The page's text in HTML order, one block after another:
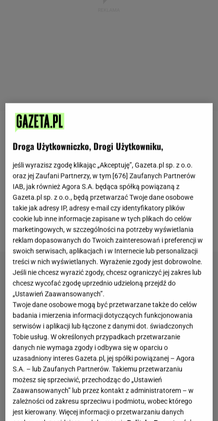
Przepis na keczup z dyni i papryki - dobry na jesień
i zimę
Przepis na keczup zdyniipaprykinie jest
trudny. Taki keczup jest znakomitą alternatywą dla
tradycyjnego produktu. Jeżeli lubisz wprowadzać do
swojej kuchni pewne modyfikacje, to poniższy
przepis na pewno przypadnie Ci do gustu.
Droga Użytkowniczko, Drogi Użytkowniku,
jeśli wyrazisz zgodę klikając „Akceptuję”, Gazeta.pl sp. z o.o.
oraz jej Zaufani Partnerzy, w tym [676] Zaufanych Partnerów
IAB, jak również Agora S.A. będąca spółką powiązaną z
Gazeta.pl sp. z o.o., będą przetwarzać Twoje dane osobowe
takie jak adresy IP, adresy e-mail czy identyfikatory plików
cookie lub inne informacje zapisane w tych plikach do celów
marketingowych, w szczególności na potrzeby wyświetlania
reklam dopasowanych do Twoich zainteresowań i preferencji w
swoich serwisach, aplikacjach i w Internecie lub personalizacji
treści w nich wyświetlanych. Wyrażenie zgody jest dobrowolne.
Jeśli nie chcesz wyrazić zgody, chcesz ograniczyć jej zakres lub
chcesz wycofać zgodę uprzednio udzieloną przejdź do
„Ustawień Zaawansowanych”.
Twoje dane osobowe mogą być przetwarzane także do celów
badania i mierzenia informacji dotyczących funkcjonowania
serwisów i aplikacji lub łączone z danymi dot. świadczonych
Tobie usług. W określonych przypadkach przetwarzanie
danych nie wymaga zgody i odbywa się w oparciu o
uzasadniony interes Gazeta.pl, jej spółki powiązanej – Agora
S.A. – lub Zaufanych Partnerów. Takiemu przetwarzaniu
możesz się sprzeciwić, przechodząc do „Ustawień
Zaawansowanych” lub przez kontakt z administratorem – w
zależności od zakresu sprzeciwu i podmiotu, wobec którego
jest kierowany. Więcej informacji o przetwarzaniu danych